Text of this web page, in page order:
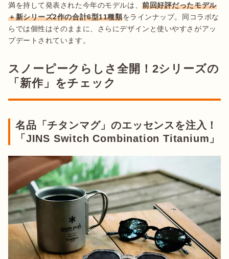
満を持して発表された今年のモデルは、前回好評だったモデル
＋新シリーズ2作の合計6型11種類をラインナップ。同コラボな
らでは個性はそのままに、さらにデザインと使いやすさがアッ
プデートされています。
スノーピークらしさ全開！2シリーズの
「新作」をチェック
名品「チタンマグ」のエッセンスを注入！
「JINS Switch Combination Titanium」